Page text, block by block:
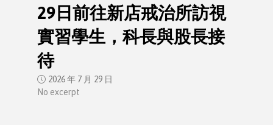
29日前往新店戒治所訪視
實習學生，科長與股長接
待
2026 年 7 月 29 日
No excerpt